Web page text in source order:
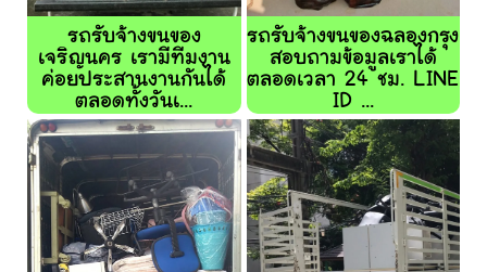
รถรับจ้างขนของ
เจริญนคร เรามีทีมงาน
ค่อยประสานงานกันได้
ตลอดทั้งวันเ...
รถรับจ้างขนของฉลองกรุง
สอบถามข้อมูลเราได้
ตลอดเวลา 24 ชม. LINE
ID ...